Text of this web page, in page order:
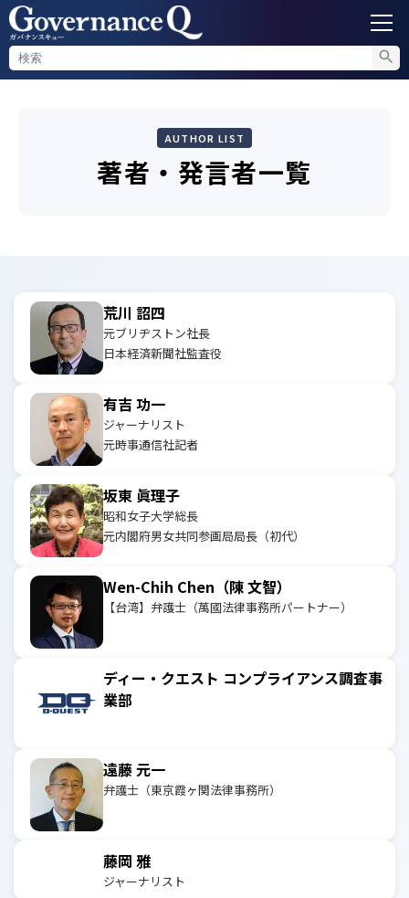
内部通報
セミナー情報
AUTHOR LIST
著者・発言者一覧
荒川 詔四
元ブリヂストン社長
日本経済新聞社監査役
有吉 功一
ジャーナリスト
元時事通信社記者
坂東 眞理子
昭和女子大学総長
元内閣府男女共同参画局局長（初代）
Wen-Chih Chen（陳 文智）
【台湾】弁護士（萬國法律事務所パートナー）
ディー・クエスト コンプライアンス調査事
業部
遠藤 元一
弁護士（東京霞ヶ関法律事務所）
藤岡 雅
ジャーナリスト